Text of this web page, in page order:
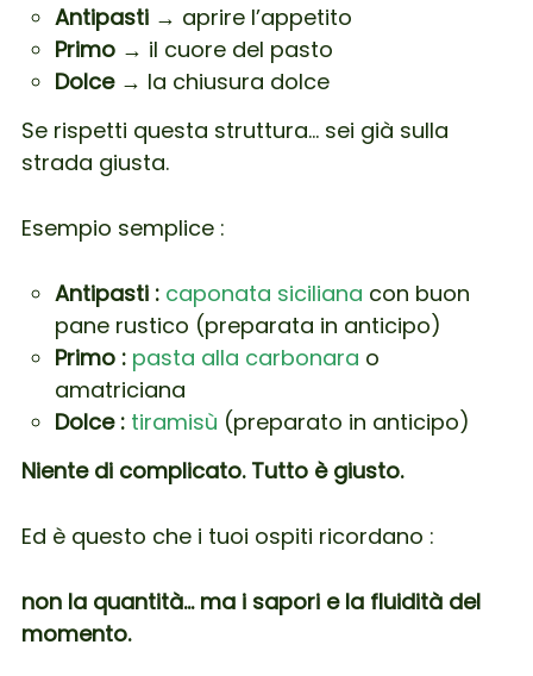
Antipasti → aprire l’appetito
Primo → il cuore del pasto
Dolce→ la chiusura dolce
Se rispetti questa struttura… sei già sulla
strada giusta.
Esempio semplice :
Antipasti : caponata siciliana con buon
pane rustico (preparata in anticipo)
Primo : pasta alla carbonara o
amatriciana
Dolce : tiramisù (preparato in anticipo)
Niente di complicato. Tutto è giusto.
Ed è questo che i tuoi ospiti ricordano :
non la quantità… ma i sapori e la fluidità del
momento.